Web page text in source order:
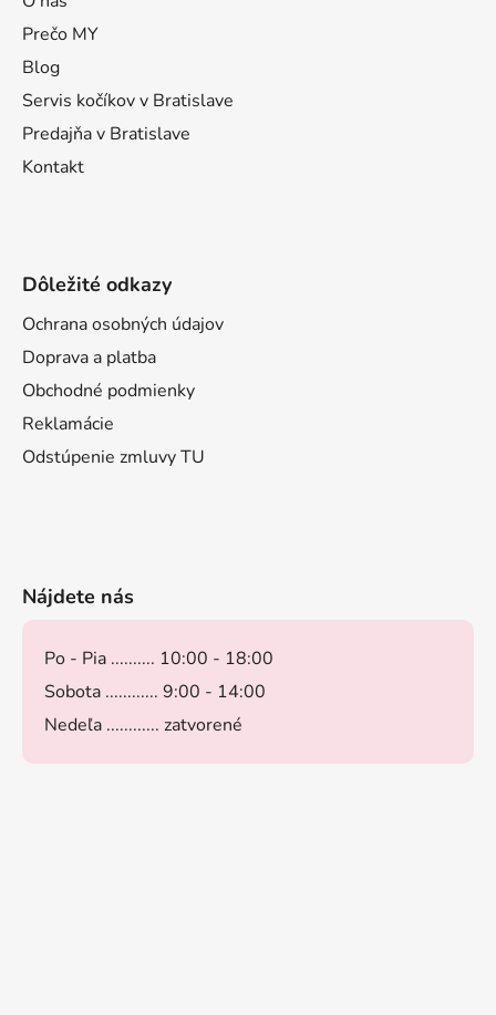
Prečo MY
Blog
Servis kočíkov v Bratislave
Predajňa v Bratislave
Kontakt
Dôležité odkazy
Ochrana osobných údajov
Doprava a platba
Obchodné podmienky
Reklamácie
Odstúpenie zmluvy TU
Nájdete nás
Po - Pia .......... 10:00 - 18:00
Sobota ............ 9:00 - 14:00
Nedeľa ............ zatvorené